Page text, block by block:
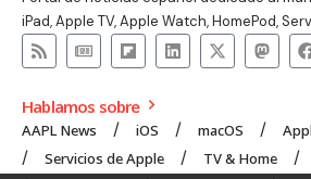
iPad, Apple TV, Apple Watch, HomePod,
Hablamos sobre
AAPL News iOS macOS
Servicios de Apple
TV & Home